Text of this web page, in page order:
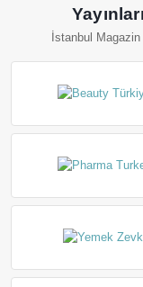
İstanbul Magazin